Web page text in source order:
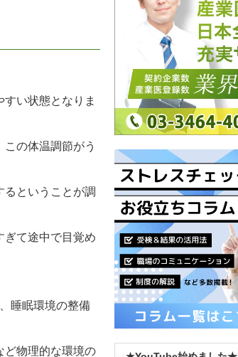
い状態となりま
の体温調節がう
ということが調
ぎて途中で目覚め
睡眠環境の整備
ど物理的な環境の